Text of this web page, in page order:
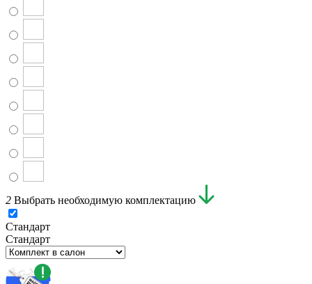
2 Выбрать необходимую комплектацию
Стандарт
Стандарт